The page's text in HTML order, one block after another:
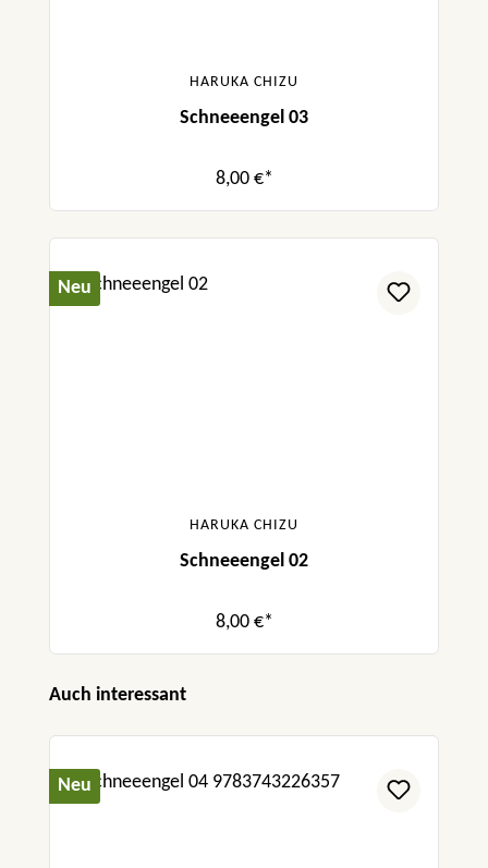
HARUKA CHIZU
Schneeengel 03
8,00 €*
Neu
HARUKA CHIZU
Schneeengel 02
8,00 €*
Produktgalerie überspringen
Auch interessant
Neu